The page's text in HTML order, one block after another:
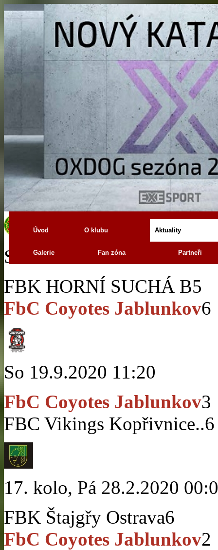
So 19.9.2020 13:40
FBK HORNÍ SUCHÁ B5
FbC Coyotes Jablunkov6
So 19.9.2020 11:20
FbC Coyotes Jablunkov3
FBC Vikings Kopřivnice..6
17. kolo, Pá 28.2.2020
FBK Štajgřy Ostrava6
FbC Coyotes Jablunkov2
Úvod O klubu Aktuality
Galerie Fan zóna Partneři